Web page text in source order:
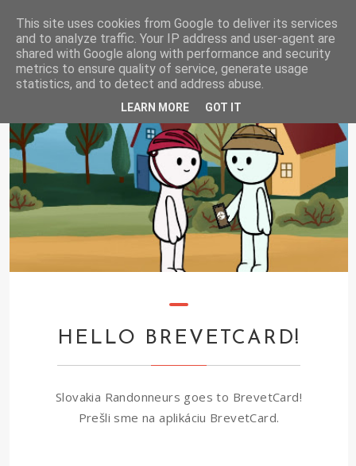
[SK] RANDONNEURS
HELLO BREVETCARD!
Slovakia Randonneurs goes to BrevetCard!
Prešli sme na aplikáciu BrevetCard.
This site uses cookies from Google to deliver its services
and to analyze traffic. Your IP address and user-agent are
shared with Google along with performance and security
metrics to ensure quality of service, generate usage
statistics, and to detect and address abuse.
LEARN MORE GOT IT